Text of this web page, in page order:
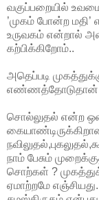
வகுப்பறையில்
’முகம் போன்ற மதி’
உருவகம் என்றால்
கற்பிக்கிறோம்..
அதெப்படி
எண்ணத்தோடுதான்
சொல்லுதல் என்ற
நாம் பேசும்
சொற்கள் ?
ஏமாற்றமே